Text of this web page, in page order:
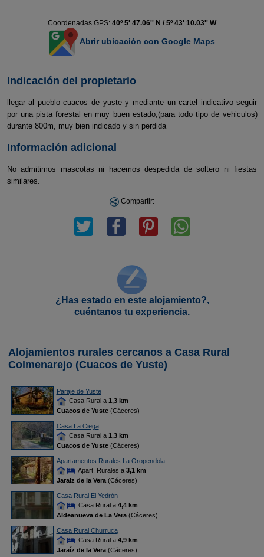
Coordenadas GPS: 40º 5' 47.06'' N / 5º 43' 10.03'' W
Abrir ubicación con Google Maps
Indicación del propietario
llegar al pueblo cuacos de yuste y mediante un cartel indicativo seguir
por una pista forestal en muy buen estado,(para todo tipo de vehiculos)
durante 800m, muy bien indicado y sin perdida
Información adicional
No admitimos mascotas ni hacemos despedida de soltero ni fiestas
similares.
Compartir:
¿Has estado en este alojamiento?,
cuéntanos tu experiencia.
Alojamientos rurales cercanos a Casa Rural
Colmenarejo (Cuacos de Yuste)
Paraje de Yuste
Casa Rural a 1,3 km
Cuacos de Yuste(Cáceres)
Casa La Ciega
Casa Rural a 1,3 km
Cuacos de Yuste(Cáceres)
Apartamentos Rurales La Oropendola
Apart. Rurales a 3,1 km
Jaraiz de la Vera(Cáceres)
Casa Rural El Yedrón
Casa Rural a 4,4 km
Aldeanueva de La Vera(Cáceres)
Casa Rural Churruca
Casa Rural a 4,9 km
Jaraíz de la Vera(Cáceres)